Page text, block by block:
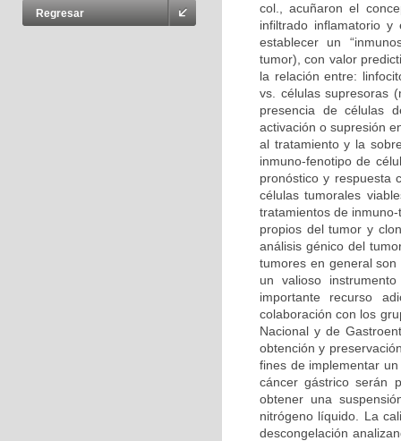
Regresar
col., acuñaron el
infiltrado inflamatorio
establecer un
tumor), con valor
la relación entre:
vs. células supresoras
presencia de células
activación o supresión
al tratamiento y la
inmuno-fenotipo de
pronóstico y respuesta
células tumorales
tratamientos de
propios del tumor y
análisis génico del
tumores en general
un valioso
importante recurso
colaboración con los
Nacional y de
obtención y
fines de implementar
cáncer gástrico serán
obtener una
nitrógeno líquido. La
descongelación